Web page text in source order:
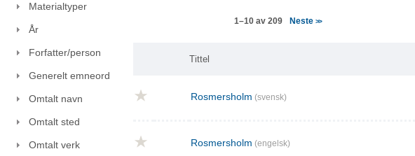
Materialtyper
År
Forfatter/person
Generelt emneord
Omtalt navn
Omtalt sted
Omtalt verk
1–10 av 209 Neste >>
Tittel
Rosmersholm (svensk)
Rosmersholm (engelsk)